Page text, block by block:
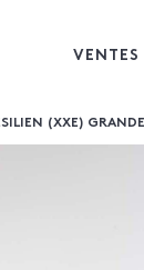
VENTES
(XXE)